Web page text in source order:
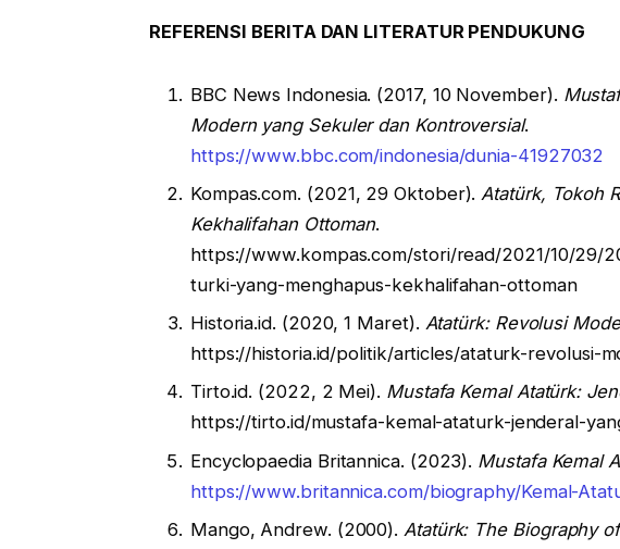
REFERENSI BERITA DAN LITERATUR PENDUKUNG
BBC News Indonesia. (2017, 10 November).
Modern yang Sekuler dan Kontroversial.
https://www.bbc.com/indonesia/dunia-41927032
Kompas.com. (2021, 29 Oktober). Atatürk, Tokoh
Kekhalifahan Ottoman.
https://www.kompas.com/stori/read/2021/10/29/
turki-yang-menghapus-kekhalifahan-ottoman
Historia.id. (2020, 1 Maret). Atatürk: Revolusi
https://historia.id/politik/articles/ataturk-revolusi-
Tirto.id. (2022, 2 Mei). Mustafa Kemal Atatürk:
https://tirto.id/mustafa-kemal-ataturk-jenderal-
Encyclopaedia Britannica. (2023). Mustafa Kemal
https://www.britannica.com/biography/Kemal-
Mango, Andrew. (2000).Atatürk: The Biography